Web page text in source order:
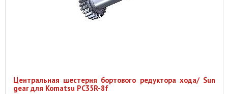
Центральная шестерня бортового редуктора хода/ Sun
gear для Komatsu PC35R-8f